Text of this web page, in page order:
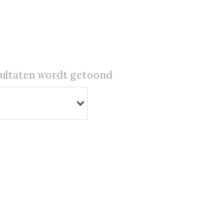
wordt getoond